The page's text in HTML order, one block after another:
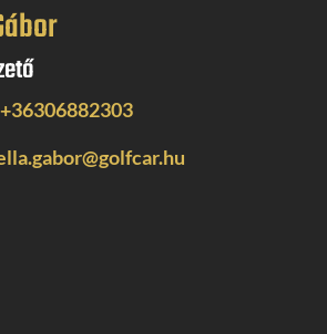
+36306882303